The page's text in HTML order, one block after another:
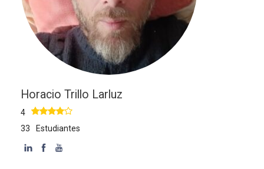
Horacio Trillo Larluz
4
33
Estudiantes